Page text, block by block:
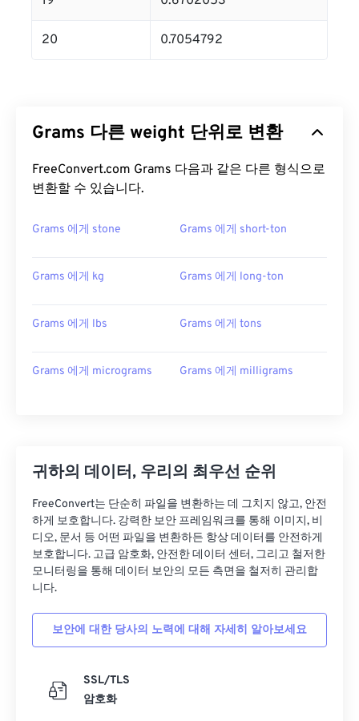
20 0.7054792
Grams 다른 weight 단위로 변환
FreeConvert.com Grams 다음과 같은 다른 형식으로
변환할 수 있습니다.
Grams 에게 stone Grams 에게 short-ton
Grams 에게 kg Grams 에게 long-ton
Grams 에게 lbs Grams 에게 tons
Grams 에게 micrograms Grams 에게 milligrams
귀하의 데이터, 우리의 최우선 순위
FreeConvert는 단순히 파일을 변환하는 데 그치지 않고, 안전
하게 보호합니다. 강력한 보안 프레임워크를 통해 이미지, 비
디오, 문서 등 어떤 파일을 변환하든 항상 데이터를 안전하게
보호합니다. 고급 암호화, 안전한 데이터 센터, 그리고 철저한
모니터링을 통해 데이터 보안의 모든 측면을 철저히 관리합
니다.
보안에 대한 당사의 노력에 대해 자세히 알아보세요
SSL/TLS
암호화